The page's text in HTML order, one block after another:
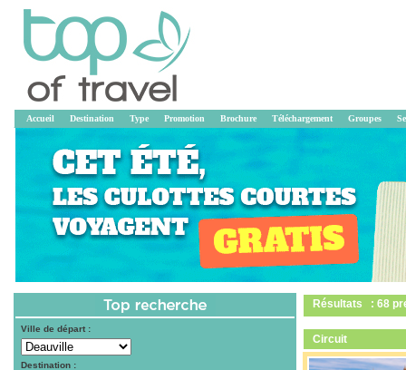
Accueil Destination Type Promotion Brochure Téléchargement Groupes
Ville de départ :
Destination :
Résultats : 68
Circuit